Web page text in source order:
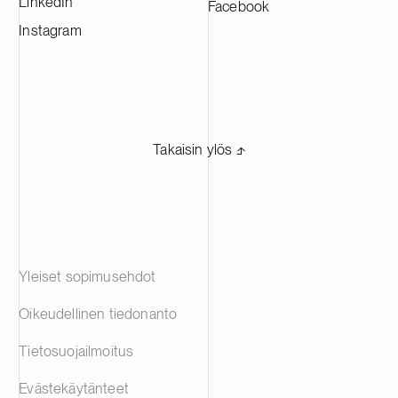
Instagram
Facebook
Takaisin ylös ⬏
Yleiset sopimusehdot
Oikeudellinen tiedonanto
Tietosuojailmoitus
Evästekäytänteet